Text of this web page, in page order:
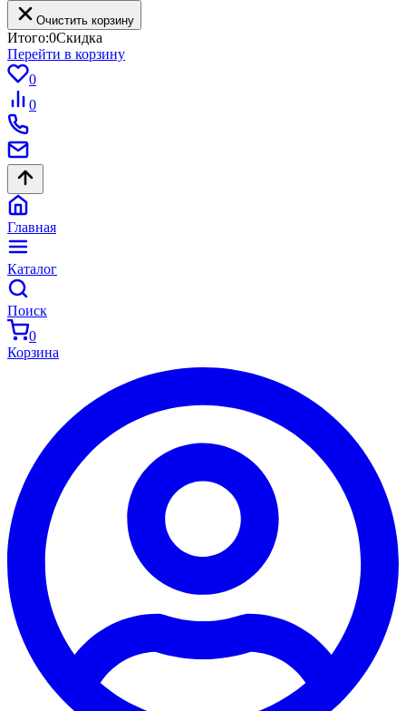
Очистить корзину
Итого:0Скидка
Перейти в корзину
0
0
Главная
Каталог
Поиск
0
Корзина